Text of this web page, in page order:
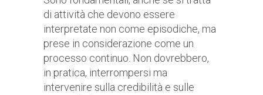
di attività che devono essere
interpretate non come episodiche, ma
prese in considerazione come un
processo continuo. Non dovrebbero,
in pratica, interrompersi ma
intervenire sulla credibilità e sulle